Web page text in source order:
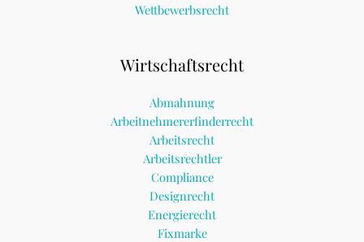
Wettbewerbsrecht
Wirtschaftsrecht
Abmahnung
Arbeitnehmererfinderrecht
Arbeitsrecht
Arbeitsrechtler
Compliance
Designrecht
Energierecht
Fixmarke